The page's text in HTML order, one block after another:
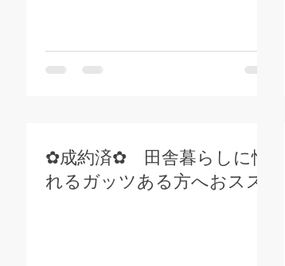
✿成約済✿ 田舎暮らしに憧
れるガッツある方へおスス